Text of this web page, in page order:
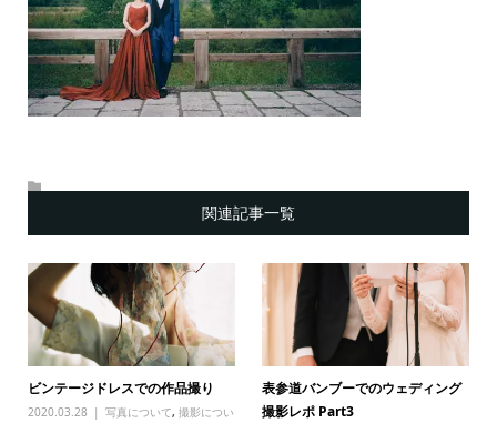
関連記事一覧
ビンテージドレスでの作品撮り
2020.03.28 写真について, 撮影につい
表参道バンブーでのウェディング
撮影レポ Part3